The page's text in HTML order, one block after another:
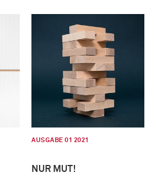
AUSGABE 01 2021
NUR MUT!